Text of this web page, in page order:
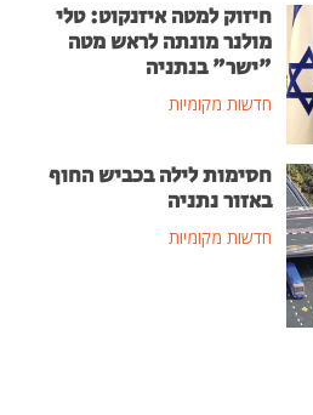
חיזוק למטה איזנקוט: טלי
מולנר מונתה לראש מטה
"ישר" בנתניה
חדשות מקומיות
חסימות לילה בכביש החוף
באזור נתניה
חדשות מקומיות